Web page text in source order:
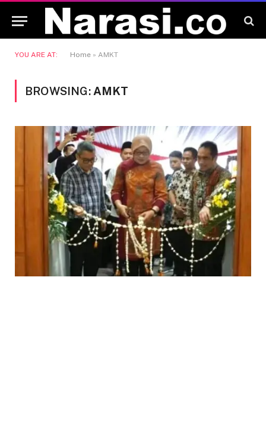
YOU ARE AT: Home » AMKT
BROWSING: AMKT